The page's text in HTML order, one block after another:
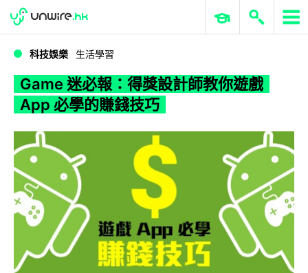
WWDC 2026 ERP 與商業 AI
科技娛樂 生活學習
Game 迷必報：得獎設計師教你遊戲
App 必學的賺錢技巧